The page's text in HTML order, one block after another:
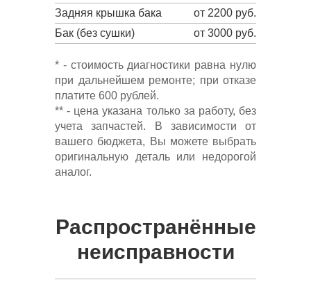
Задняя крышка бака
от 2200 руб.
Бак (без сушки)
от 3000 руб.
* - стоимость диагностики равна нулю
при дальнейшем ремонте; при отказе
платите 600 рублей.
** - цена указана только за работу, без
учета запчастей. В зависимости от
вашего бюджета, Вы можете выбрать
оригинальную деталь или недорогой
аналог.
Распространённые
неисправности